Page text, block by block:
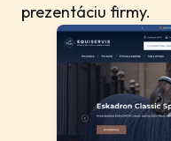
prezentáciu firmy.